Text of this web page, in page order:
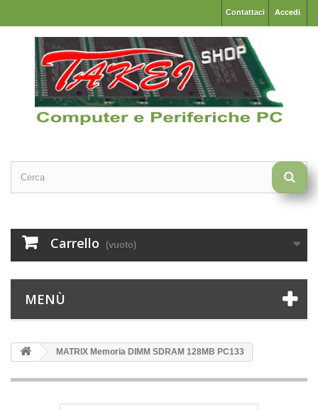
Accedi
Contattaci
Carrello (vuoto)
MENÙ
MATRIX Memoria DIMM SDRAM 128MB PC133